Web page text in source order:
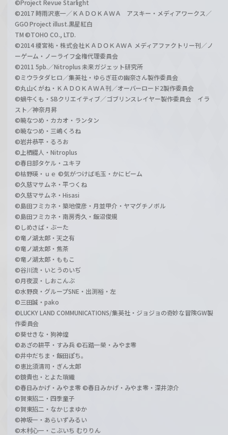
©Project Revue Starlight
©2017 時雨沢恵一／ＫＡＤＯＫＡＷＡ アスキー・メディアワークス／
GGO Project illust.黒星紅白
TM ©TOHO CO., LTD.
©2014 榎宮祐・株式会社ＫＡＤＯＫＡＷＡ メディアファクトリー刊／ノ
ーゲーム・ノーライフ全権代理委員会
©2011 5pb.／Nitroplus 未来ガジェット研究所
©ミウラタダヒロ／集英社・ゆらぎ荘の幽奈さん製作委員会
©丸山くがね・ＫＡＤＯＫＡＷＡ刊／オーバーロード2製作委員会
©蝸牛くも・SBクリエイティブ／ゴブリンスレイヤー製作委員会 イラ
スト／神奈月昇
©暁なつめ・カカオ・ランタン
©暁なつめ・三嶋くろね
©岩井恭平・るろお
©上栖綴人・Nitroplus
©春日部タケル・ユキヲ
©枯野瑛・ｕｅ ©気がつけば毛玉・かにビーム
©久慈マサムネ・平つくね
©久慈マサムネ・Hisasi
©島田フミカネ・築地俊彦・月並甲介・ヤマグチノボル
©島田フミカネ・南房秀久・飯沼俊規
©しめさば・ぶーた
©竜ノ湖太郎・天之有
©竜ノ湖太郎・焦茶
©竜ノ湖太郎・ももこ
©谷川流・いとうのいぢ
©月夜涙・しおこんぶ
©水野良・グループSNE・出渕裕・左
©三田誠・pako
©LUCKY LAND COMMUNICATIONS/集英社・ジョジョの奇妙な冒険GW製
作委員会
©葵せきな・狗神煌
©あざの耕平・すみ兵 ©石踏一榮・みやま零
©井中だちま・飯田ぽち。
©恵比須清司・ぎん太郎
©鏡貴也・とよた瑣織
©春日みかげ・みやま零 ©春日みかげ・みやま零・深井涼介
©賀東招二・四季童子
©賀東招二・なかじまゆか
©神坂一・あらいずみるい
©木村心一・こぶいち むりりん